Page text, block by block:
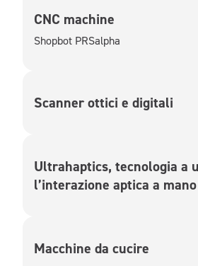
CNC machine
Shopbot PRSalpha
Scanner ottici e digitali
Ultrahaptics, tecnologia a
l’interazione aptica a
Macchine da cucire